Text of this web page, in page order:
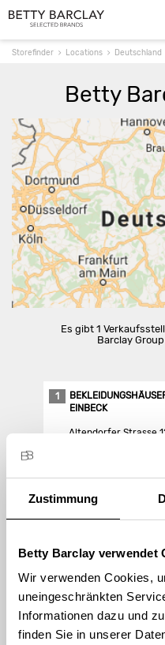
Zustimmung
Betty Barclay verwendet
Wir verwenden Cookies,
uneingeschränkten
Informationen dazu und
finden Sie in unserer
Storefinder Locations Deutschland
Betty
Es gibt 1
Barclay
1
EINBECK
Altendorfer Strasse
Store Landing-
Route berechnen